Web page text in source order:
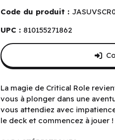
Code du produit :
UPC : 810155271862
La magie de Critical Role
vous à plonger dans une
vous attendiez avec
le deck et commencez à jouer !